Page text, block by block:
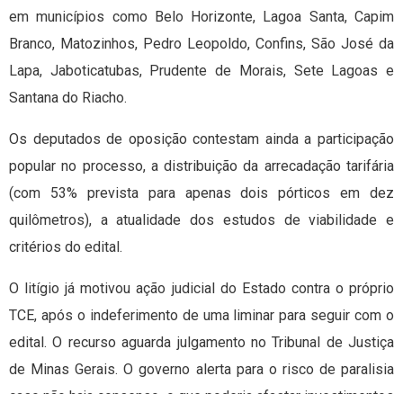
em municípios como Belo Horizonte, Lagoa Santa, Capim
Branco, Matozinhos, Pedro Leopoldo, Confins, São José da
Lapa, Jaboticatubas, Prudente de Morais, Sete Lagoas e
Santana do Riacho.
Os deputados de oposição contestam ainda a participação
popular no processo, a distribuição da arrecadação tarifária
(com 53% prevista para apenas dois pórticos em dez
quilômetros), a atualidade dos estudos de viabilidade e
critérios do edital.
O litígio já motivou ação judicial do Estado contra o próprio
TCE, após o indeferimento de uma liminar para seguir com o
edital. O recurso aguarda julgamento no Tribunal de Justiça
de Minas Gerais. O governo alerta para o risco de paralisia